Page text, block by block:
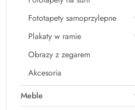
Fototapety samoprzylepne
Plakaty w ramie
Obrazy z zegarem
Akcesoria
Meble